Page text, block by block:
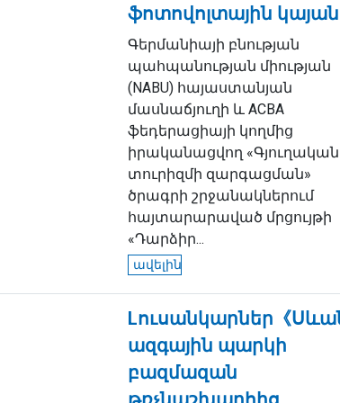
ֆոտովոլտային կայան
Գերմանիայի բնության
պահպանության միության
(NABU) հայաստանյան
մասնաճյուղի և ACBA
ֆեդերացիայի կողմից
իրականացվող «Գյուղական
տուրիզմի զարգացման»
ծրագրի շրջանակներում
հայտարարաված մրցույթի
«Դարձիր...
ավելին
Lուսանկարներ《
ազգային պարկի
բազմազան